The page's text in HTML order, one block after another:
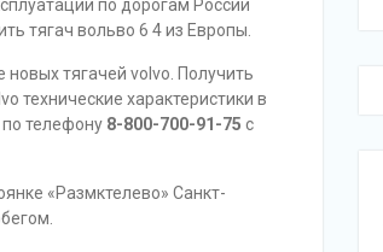
по дорогам России
тягач вольво 6 4 из Европы.
тягачей volvo. Получить
технические характеристики в
телефону 8-800-700-91-75 с
«Размктелево» Санкт-